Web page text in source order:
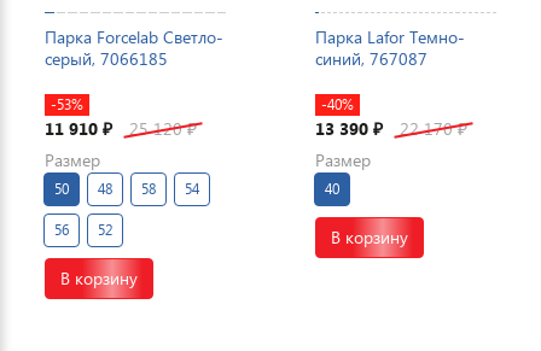
Парка Forcelab Светло-
серый, 7066185
-53%
11 910 ₽ 25 120₽
Размер
50 48 58 54
56 52
В корзину
Парка Lafor Темно-
синий, 767087
-40%
13 390 ₽ 22 170₽
Размер
40
В корзину